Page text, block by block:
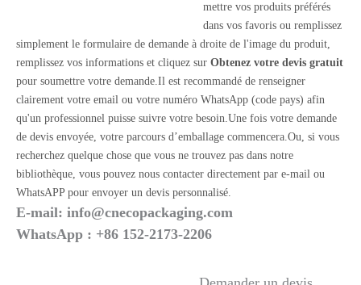
mettre vos produits préférés
dans vos favoris ou remplissez
simplement le formulaire de demande à droite de l'image du produit,
remplissez vos informations et cliquez sur Obtenez votre devis gratuit
pour soumettre votre demande.Il est recommandé de renseigner
clairement votre email ou votre numéro WhatsApp (code pays) afin
qu'un professionnel puisse suivre votre besoin.Une fois votre demande
de devis envoyée, votre parcours d’emballage commencera.Ou, si vous
recherchez quelque chose que vous ne trouvez pas dans notre
bibliothèque, vous pouvez nous contacter directement par e-mail ou
WhatsAPP pour envoyer un devis personnalisé.
E-mail: info@cnecopackaging.com
WhatsApp : +86 152-2173-2206